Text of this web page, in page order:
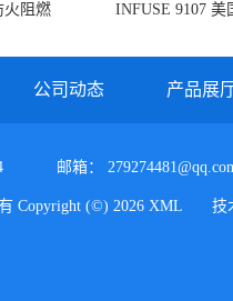
火阻燃
INFUSE 9107 美
公司动态 产品展
邮箱：
Copyright (©) 2026 XML 技